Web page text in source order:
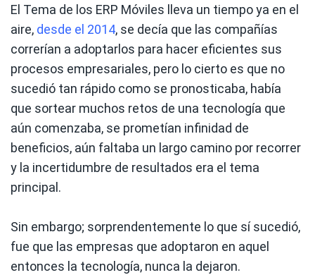
El Tema de los ERP Móviles lleva un tiempo ya en el
aire, desde el 2014, se decía que las compañías
correrían a adoptarlos para hacer eficientes sus
procesos empresariales, pero lo cierto es que no
sucedió tan rápido como se pronosticaba, había
que sortear muchos retos de una tecnología que
aún comenzaba, se prometían infinidad de
beneficios, aún faltaba un largo camino por recorrer
y la incertidumbre de resultados era el tema
principal.
Sin embargo; sorprendentemente lo que sí sucedió,
fue que las empresas que adoptaron en aquel
entonces la tecnología, nunca la dejaron.